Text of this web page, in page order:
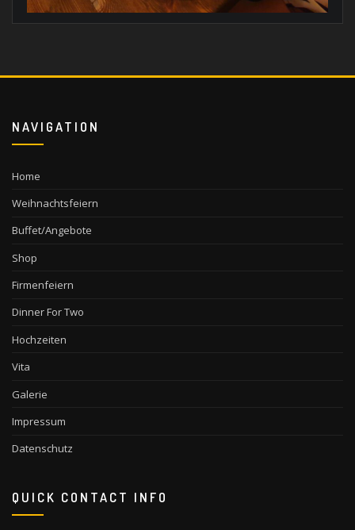
NAVIGATION
Home
Weihnachtsfeiern
Buffet/Angebote
Shop
Firmenfeiern
Dinner For Two
Hochzeiten
Vita
Galerie
Impressum
Datenschutz
QUICK CONTACT INFO